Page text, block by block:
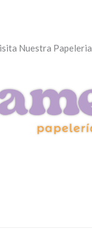
Nuestra Papeleria